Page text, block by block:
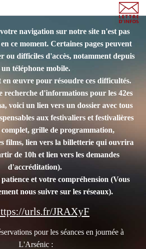
navigation sur notre site n'est pas
ce moment. Certaines pages peuvent
ou difficiles d'accès, notamment depuis
un téléphone mobile.
en œuvre pour résoudre ces difficultés.
d'informations pour les 42es
voici un lien vers un dossier avec tous
aux festivaliers et festivalières
grille de programmation,
films, lien vers la billetterie qui ouvrira
de 10h et lien vers les demandes
d'accréditation).
et votre compréhension (Vous
nous suivre sur les réseaux).
urls.fr/JRAXyF
pour les séances en journée à
L'Arsénic :